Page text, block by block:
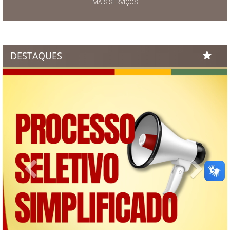
MAIS SERVIÇOS
DESTAQUES
Previous Next